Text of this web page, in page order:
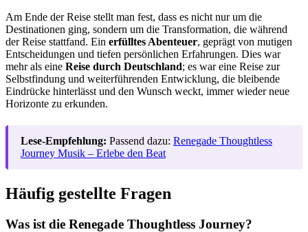
Am Ende der Reise stellt man fest, dass es nicht nur um die
Destinationen ging, sondern um die Transformation, die während
der Reise stattfand. Ein erfülltes Abenteuer, geprägt von mutigen
Entscheidungen und tiefen persönlichen Erfahrungen. Dies war
mehr als eine Reise durch Deutschland; es war eine Reise zur
Selbstfindung und weiterführenden Entwicklung, die bleibende
Eindrücke hinterlässt und den Wunsch weckt, immer wieder neue
Horizonte zu erkunden.
Lese-Empfehlung: Passend dazu: Renegade Thoughtless
Journey Musik – Erlebe den Beat
Häufig gestellte Fragen
Was ist die Renegade Thoughtless Journey?